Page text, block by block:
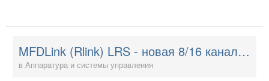
MFDLink (Rlink) LRS - новая 8/16 канальная система управления
в Аппаратура и системы управления